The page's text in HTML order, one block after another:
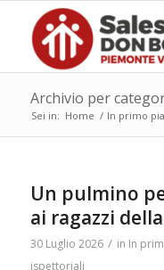
Archivio per
Sei in: Home / In primo
Un pulmino
ai ragazzi
30 Luglio 2026 / in In
ispettoriali